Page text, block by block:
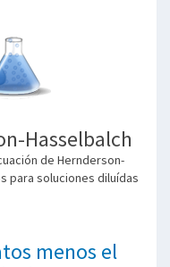
Hasselbalch
de Hernderson-
para soluciones diluídas
menos el